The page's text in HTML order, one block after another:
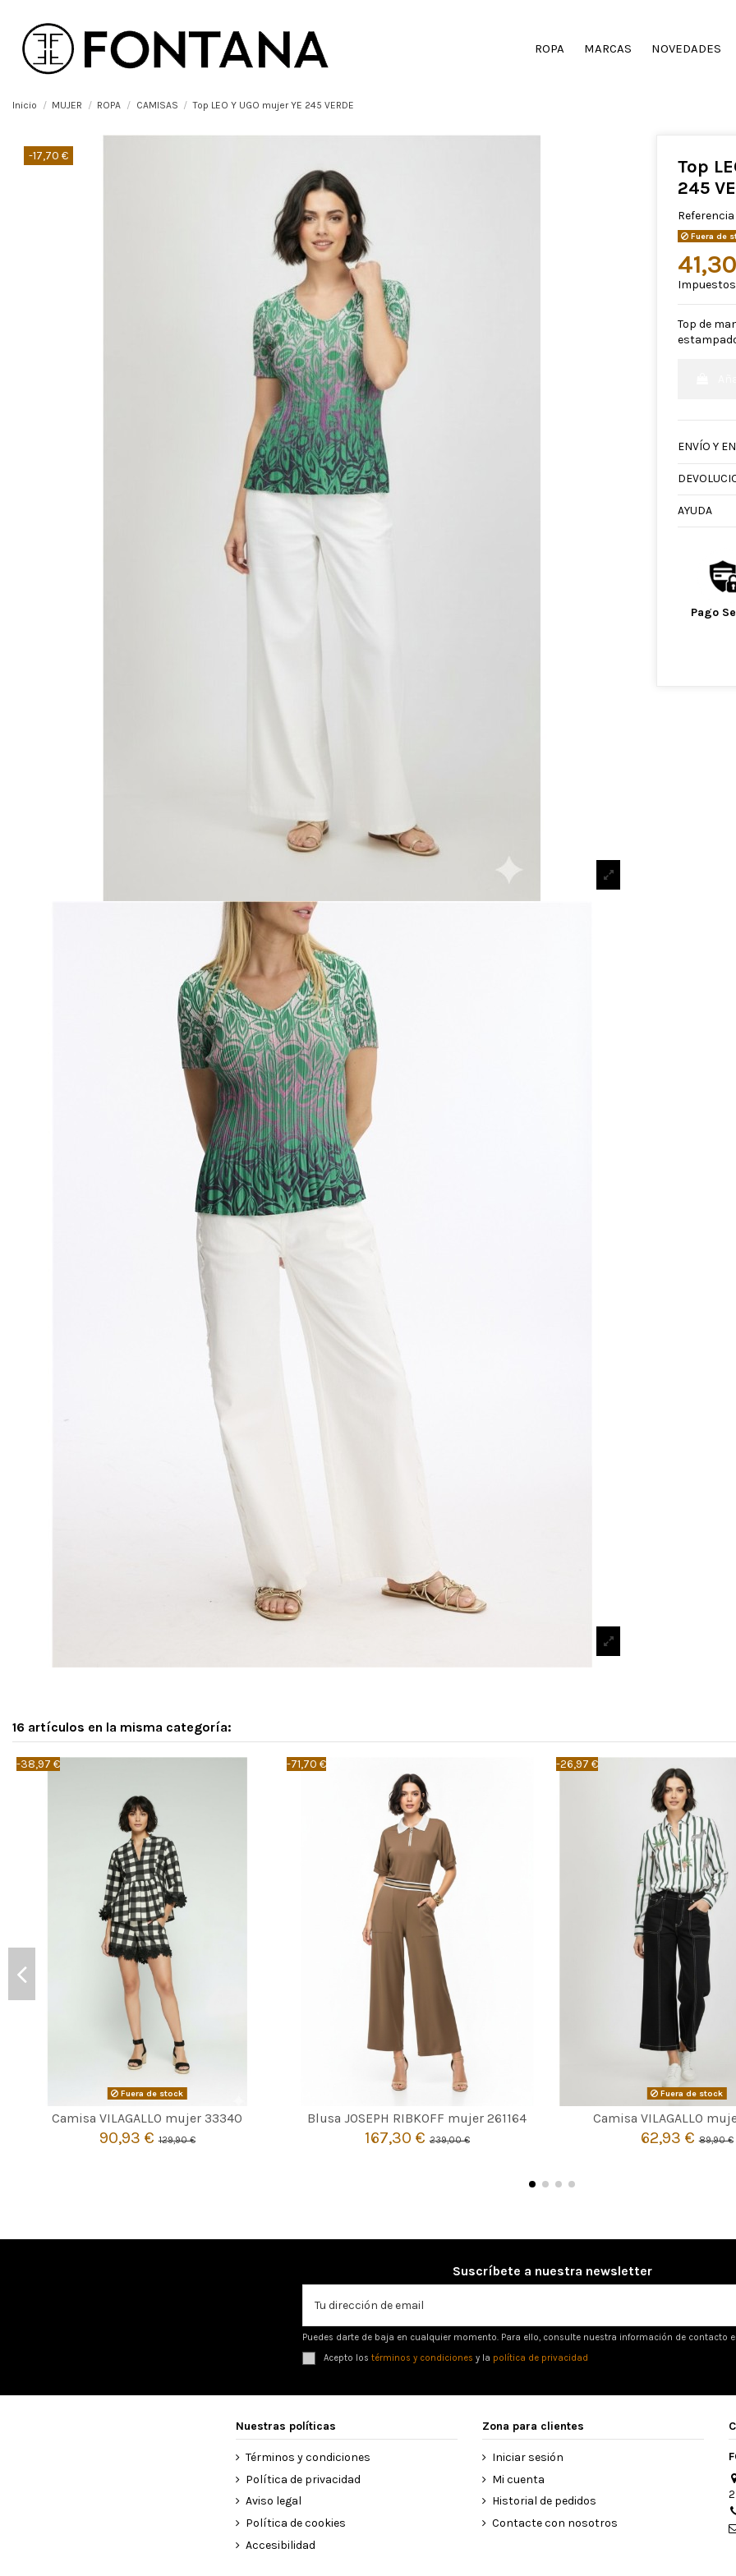
ROPA MARCAS NOVEDADES
Inicio MUJER ROPA CAMISAS Top LEO Y UGO mujer YE 245 VERDE
-17,70 €
Top
245
Referencia
Fuera de
Top de
ENVÍO Y
AYUDA
Pago
16 artículos en la misma categoría:
-38,97 €
Fuera de stock
Camisa VILAGALLO mujer 33340
90,93 €129,90 €
 Agotado
-71,70 €
Blusa JOSEPH RIBKOFF mujer 261164
167,30 €239,00 €
42 44 46
 Añadir al carrito
-26,97 €
Fuera de stock
Camisa VILAGALLO
62,93 €89,90 €
 Agotado
Suscríbete a nuestra newsletter
Puedes darte de baja en cualquier momento. Para ello, consulte nuestra información de contacto
Acepto los términos y condiciones y la política de privacidad
Nuestras políticas
Términos y condiciones
Política de privacidad
Aviso legal
Política de cookies
Accesibilidad
Zona para clientes
Iniciar sesión
Mi cuenta
Historial de pedidos
Contacte con nosotros